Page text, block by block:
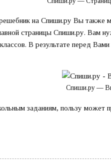
на Спиши.ру Вы также
страницы Спиши.ру. Вам
В результате перед
Спиши.ру —
заданиям, пользу может